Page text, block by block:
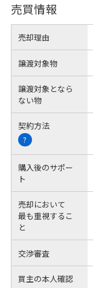
売買情報
売却理由
譲渡対象物
譲渡対象となら
ない物
契約方法
?
購入後のサポー
ト
売却において
最も重視するこ
と
交渉審査
買主の本人確認